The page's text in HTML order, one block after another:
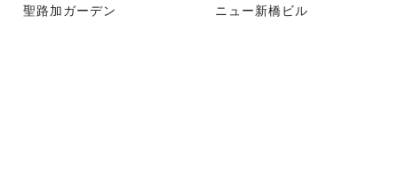
聖路加ガーデン ニュー新橋ビル